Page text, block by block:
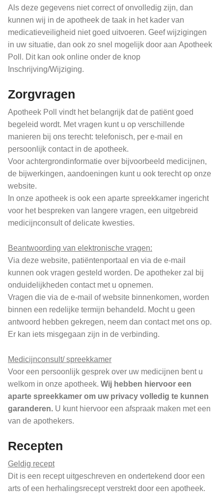
Als deze gegevens niet correct of onvolledig zijn, dan
kunnen wij in de apotheek de taak in het kader van
medicatieveiligheid niet goed uitvoeren. Geef wijzigingen
in uw situatie, dan ook zo snel mogelijk door aan Apotheek
Poll. Dit kan ook online onder de knop
Inschrijving/Wijziging.
Zorgvragen
Apotheek Poll vindt het belangrijk dat de patiënt goed
begeleid wordt. Met vragen kunt u op verschillende
manieren bij ons terecht: telefonisch, per e-mail en
persoonlijk contact in de apotheek.
Voor achtergrondinformatie over bijvoorbeeld medicijnen,
de bijwerkingen, aandoeningen kunt u ook terecht op onze
website.
In onze apotheek is ook een aparte spreekkamer ingericht
voor het bespreken van langere vragen, een uitgebreid
medicijnconsult of delicate kwesties.
Beantwoording van elektronische vragen:
Via deze website, patiëntenportaal en via de e-mail
kunnen ook vragen gesteld worden. De apotheker zal bij
onduidelijkheden contact met u opnemen.
Vragen die via de e-mail of website binnenkomen, worden
binnen een redelijke termijn behandeld. Mocht u geen
antwoord hebben gekregen, neem dan contact met ons op.
Er kan iets misgegaan zijn in de verbinding.
Medicijnconsult/ spreekkamer
Voor een persoonlijk gesprek over uw medicijnen bent u
welkom in onze apotheek. Wij hebben hiervoor een
aparte spreekkamer om uw privacy volledig te kunnen
garanderen. U kunt hiervoor een afspraak maken met een
van de apothekers.
Recepten
Geldig recept
Dit is een recept uitgeschreven en ondertekend door een
arts of een herhalingsrecept verstrekt door een apotheek.